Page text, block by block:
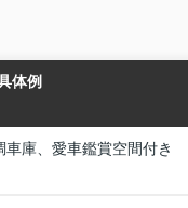
体例
庫、愛車鑑賞空間付き